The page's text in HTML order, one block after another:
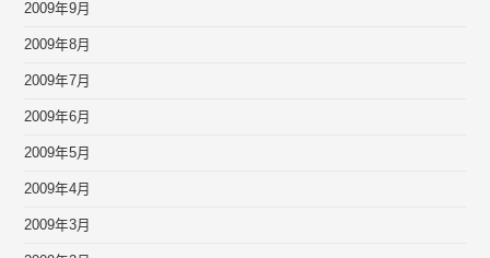
2009年9月
2009年8月
2009年7月
2009年6月
2009年5月
2009年4月
2009年3月